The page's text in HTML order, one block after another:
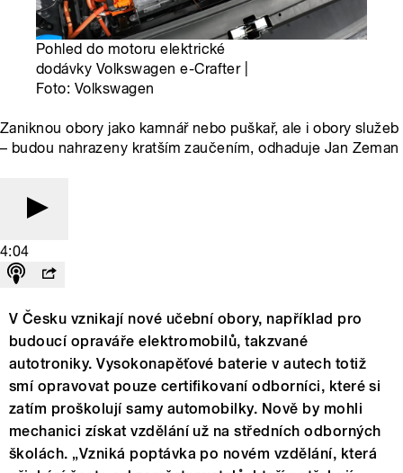
Pohled do motoru elektrické
dodávky Volkswagen e-Crafter |
Foto: Volkswagen
Zaniknou obory jako kamnář nebo puškař, ale i obory služeb
– budou nahrazeny kratším zaučením, odhaduje Jan Zeman
4:04
V Česku vznikají nové učební obory, například pro
budoucí opraváře elektromobilů, takzvané
autotroniky. Vysokonapěťové baterie v autech totiž
smí opravovat pouze certifikovaní odborníci, které si
zatím proškolují samy automobilky. Nově by mohli
mechanici získat vzdělání už na středních odborných
školách. „Vzniká poptávka po novém vzdělání, která